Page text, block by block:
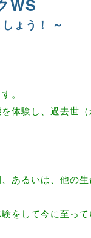
WS
ょう！ ～
。
体験し、過去世
あるいは、他の
をして今に至って